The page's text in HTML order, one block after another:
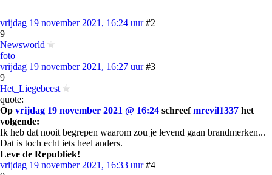
vrijdag 19 november 2021, 16:24 uur #2
9
Newsworld
foto
vrijdag 19 november 2021, 16:27 uur #3
9
Het_Liegebeest
quote:
Op vrijdag 19 november 2021 @ 16:24 schreefmrevil1337 het
volgende:
Ik heb dat nooit begrepen waarom zou je levend gaan brandmerken...
Dat is toch echt iets heel anders.
Leve de Republiek!
vrijdag 19 november 2021, 16:33 uur #4